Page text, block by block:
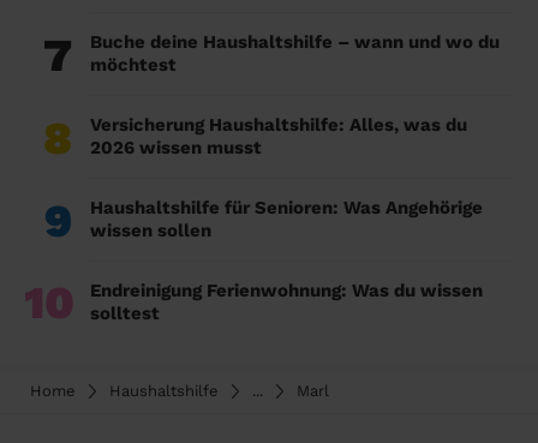
7
Buche deine Haushaltshilfe – wann und wo du
möchtest
8
Versicherung Haushaltshilfe: Alles, was du
2026 wissen musst
9
Haushaltshilfe für Senioren: Was Angehörige
wissen sollen
10
Endreinigung Ferienwohnung: Was du wissen
solltest
Home Haushaltshilfe ... Marl